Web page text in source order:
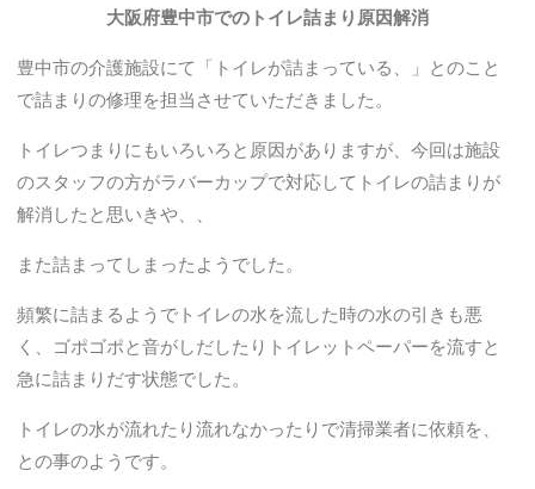
大阪府豊中市でのトイレ詰まり原因解消
豊中市の介護施設にて「トイレが詰まっている、」とのこと
で詰まりの修理を担当させていただきました。
トイレつまりにもいろいろと原因がありますが、今回は施設
のスタッフの方がラバーカップで対応してトイレの詰まりが
解消したと思いきや、、
また詰まってしまったようでした。
頻繁に詰まるようでトイレの水を流した時の水の引きも悪
く、ゴポゴポと音がしだしたりトイレットペーパーを流すと
急に詰まりだす状態でした。
トイレの水が流れたり流れなかったりで清掃業者に依頼を、
との事のようです。